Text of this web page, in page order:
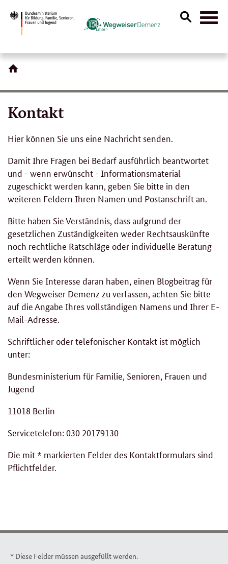
Suche
Kontakt
Hier können Sie uns eine Nachricht senden.
Damit Ihre Fragen bei Bedarf ausführlich beantwortet
und - wenn erwünscht - Informationsmaterial
zugeschickt werden kann, geben Sie bitte in den
weiteren Feldern Ihren Namen und Postanschrift an.
Bitte haben Sie Verständnis, dass aufgrund der
gesetzlichen Zuständigkeiten weder Rechtsauskünfte
noch rechtliche Ratschläge oder individuelle Beratung
erteilt werden können.
Wenn Sie Interesse daran haben, einen Blogbeitrag für
den Wegweiser Demenz zu verfassen, achten Sie bitte
auf die Angabe Ihres vollständigen Namens und Ihrer E-
Mail-Adresse.
Schriftlicher oder telefonischer Kontakt ist möglich
unter:
Bundesministerium für Familie, Senioren, Frauen und
Jugend
11018 Berlin
Servicetelefon: 030 20179130
Die mit * markierten Felder des Kontaktformulars sind
Pflichtfelder.
* Diese Felder müssen ausgefüllt werden.